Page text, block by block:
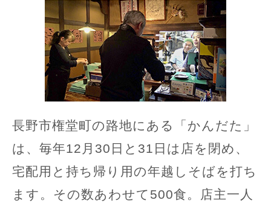
長野市権堂町の路地にある「かんだた」
は、毎年12月30日と31日は店を閉め、
宅配用と持ち帰り用の年越しそばを打ち
ます。その数あわせて500食。店主一人